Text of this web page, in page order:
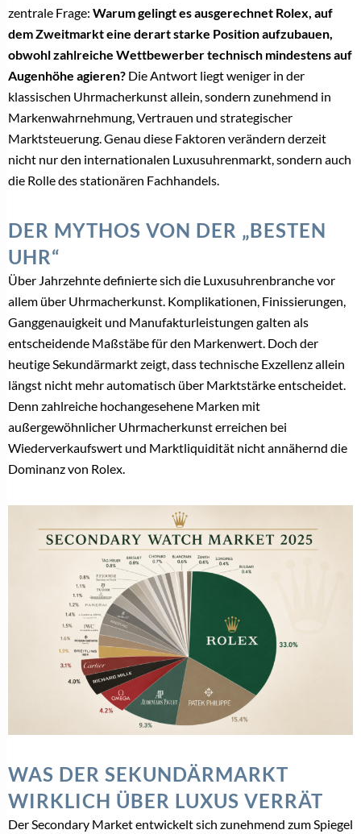
zentrale Frage: Warum gelingt es ausgerechnet Rolex, auf
dem Zweitmarkt eine derart starke Position aufzubauen,
obwohl zahlreiche Wettbewerber technisch mindestens auf
Augenhöhe agieren? Die Antwort liegt weniger in der
klassischen Uhrmacherkunst allein, sondern zunehmend in
Markenwahrnehmung, Vertrauen und strategischer
Marktsteuerung. Genau diese Faktoren verändern derzeit
nicht nur den internationalen Luxusuhrenmarkt, sondern auch
die Rolle des stationären Fachhandels.
DER MYTHOS VON DER „BESTEN
UHR“
Über Jahrzehnte definierte sich die Luxusuhrenbranche vor
allem über Uhrmacherkunst. Komplikationen, Finissierungen,
Ganggenauigkeit und Manufakturleistungen galten als
entscheidende Maßstäbe für den Markenwert. Doch der
heutige Sekundärmarkt zeigt, dass technische Exzellenz allein
längst nicht mehr automatisch über Marktstärke entscheidet.
Denn zahlreiche hochangesehene Marken mit
außergewöhnlicher Uhrmacherkunst erreichen bei
Wiederverkaufswert und Marktliquidität nicht annähernd die
Dominanz von Rolex.
WAS DER SEKUNDÄRMARKT
WIRKLICH ÜBER LUXUS VERRÄT
Der Secondary Market entwickelt sich zunehmend zum Spiegel